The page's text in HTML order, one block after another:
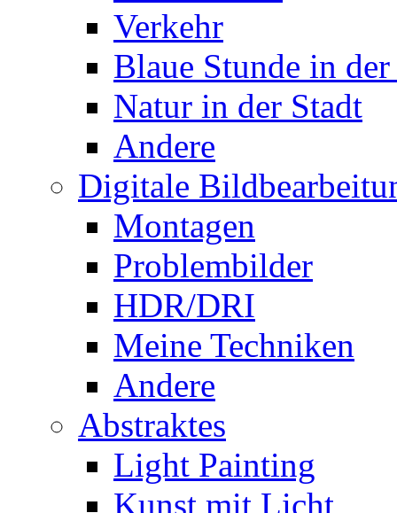
Verkehr
Blaue Stunde in
Natur in der Stadt
Andere
Digitale
Montagen
Problembilder
HDR/DRI
Meine Techniken
Andere
Abstraktes
Light Painting
Kunst mit Licht